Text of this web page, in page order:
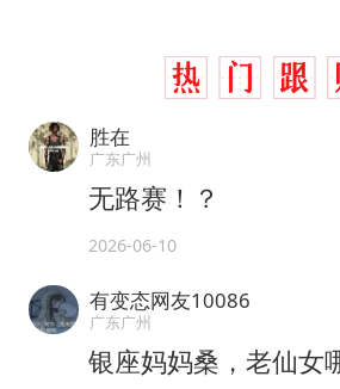
胜在
广东广州
无路赛！？
2026-06-10
有变态网友10086
广东广州
银座妈妈桑，老仙女